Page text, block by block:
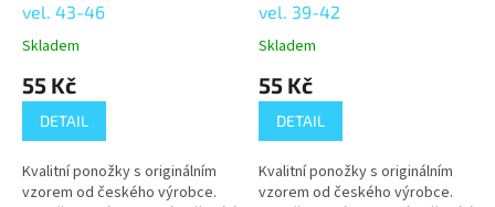
vel. 43-46
Skladem
55 Kč
DETAIL
Kvalitní ponožky s originálním
vzorem od českého výrobce.
vel. 39-42
Skladem
55 Kč
DETAIL
Kvalitní ponožky s originálním
vzorem od českého výrobce.